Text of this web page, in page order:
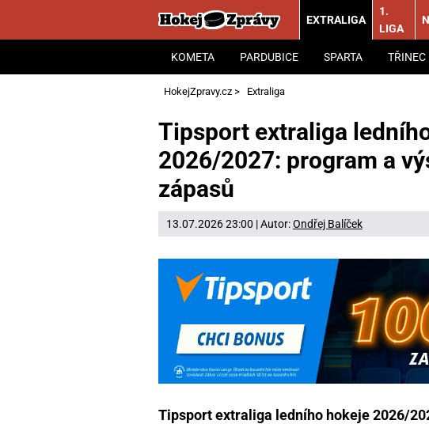
EXTRALIGA
KOMETA PARDUBICE SPARTA TŘINEC
1.
LIGA
HokejZpravy.cz > Extraliga
Tipsport extraliga
2026/2027: program a
zápasů
13.07.2026 23:00 | Autor:Ondřej Balíček
Tipsport extraliga ledního hokeje 2026/